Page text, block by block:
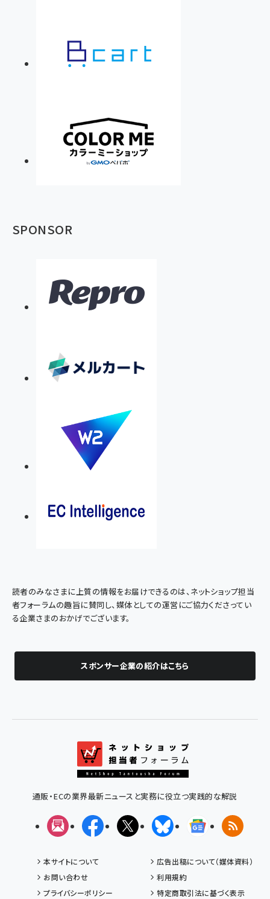
SPONSOR
読者のみなさまに上質の情報をお届けできるのは、ネットショップ担当
者フォーラムの趣旨に賛同し、媒体としての運営にご協力くださってい
る企業さまのおかげでございます。
スポンサー企業の紹介はこちら
通販・ECの業界最新ニュースと実務に役立つ実践的な解説
メルマガFacebookX(エックス)BlueskyGoogleニュ
RSS
本サイトについて
広告出稿について（媒体資料）
お問い合わせ
利用規約
プライバシーポリシー
特定商取引法に基づく表示